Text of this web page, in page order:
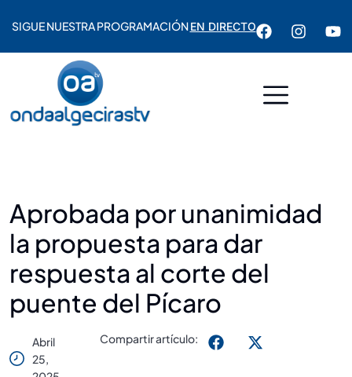
SIGUE NUESTRA PROGRAMACIÓNEN DIRECTO
Aprobada por unanimidad
la propuesta para dar
respuesta al corte del
puente del Pícaro
Abril
25,
Compartir artículo: